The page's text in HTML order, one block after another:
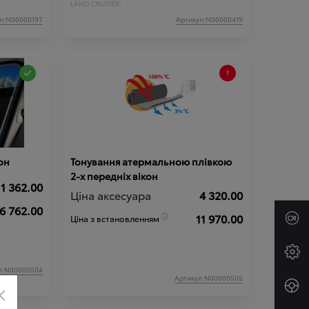
LAND CRUISER;
Артикул:N00000419
1 362.00
6 762.00
Тонування атермальною плівкою
2-х передніх вікон
Ціна аксесуара 4 320.00
Ціна з встановленням 11 970.00
Артикул:N00000505